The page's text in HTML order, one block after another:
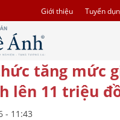
Giới thiệu Tuyển
tăng mức
lên 11 triệu
- 11:43